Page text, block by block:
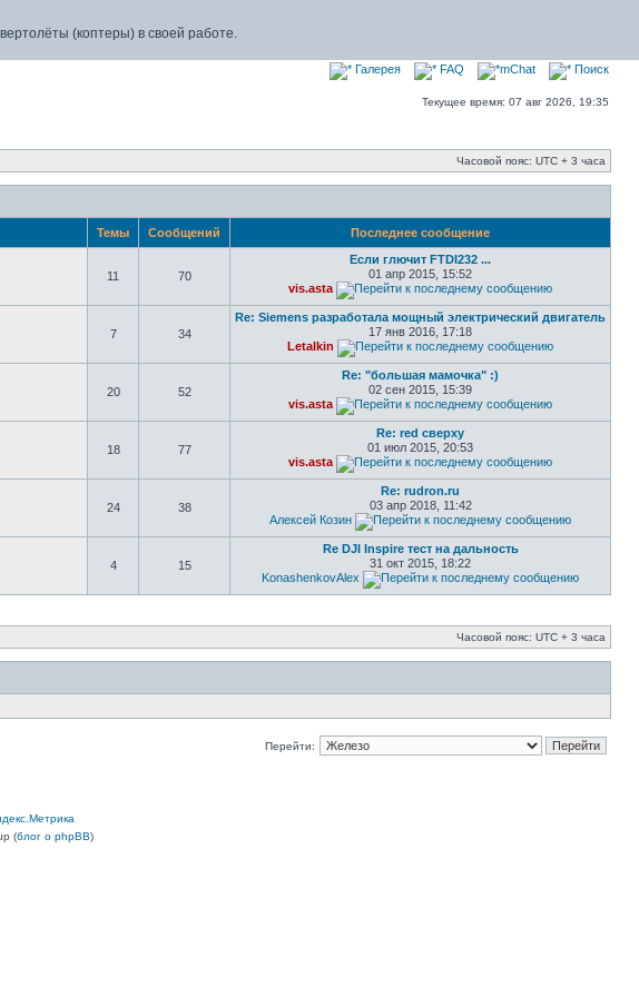
(коптеры) в своей работе.
Галерея FAQ mChat Поиск
Текущее время: 07 авг 2026, 19:35
Часовой пояс: UTC + 3 часа
Темы Сообщений Последнее сообщение
11 70
Если глючит FTDI232 ...
01 апр 2015, 15:52
vis.asta
7 34
Re: Siemens разработала мощный электрический двигатель
17 янв 2016, 17:18
Letalkin
20 52
Re: "большая мамочка" :)
02 сен 2015, 15:39
vis.asta
18 77
Re: red сверху
01 июл 2015, 20:53
vis.asta
24 38
Re: rudron.ru
03 апр 2018, 11:42
Алексей Козин
4 15
Re DJI Inspire тест на дальность
31 окт 2015, 18:22
KonashenkovAlex
Часовой пояс: UTC + 3 часа
Перейти:
(блог о phpBB)